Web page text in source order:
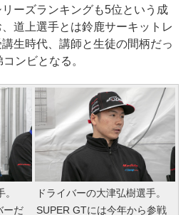
ーズランキングも5位という成
道上選手とは鈴鹿サーキットレ
生時代、講師と生徒の間柄だっ
ンビとなる。
ーだ
ドライバーの大津弘樹選手。
SUPER GTには今年から参戦